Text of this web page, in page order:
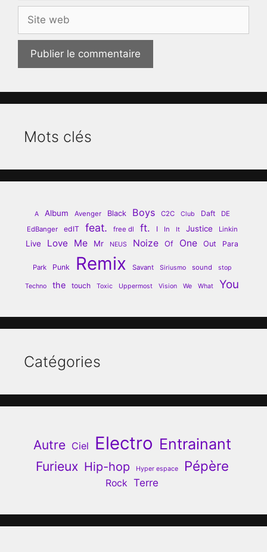
web
Mots clés
A Album Avenger Black Boys C2C Club Daft
DE
EdBanger
edIT feat. free dl ft. I In It Justice Linkin
Live Love Me Mr NEUS Noize Of One Out Para
Park Punk Remix Savant Siriusmo sound stop
Techno the touch Toxic Uppermost Vision We What You
Catégories
Autre Ciel Electro Entrainant
Furieux Hip-hop Hyper espace Pépère
Rock Terre